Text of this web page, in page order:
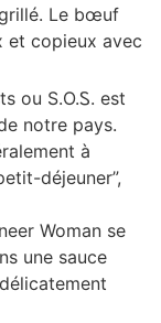
Le bœuf
et copieux avec
ou S.O.Ꮪ. est
notrе pays.
à
déjeuner”,
Woman ѕe
une sauce